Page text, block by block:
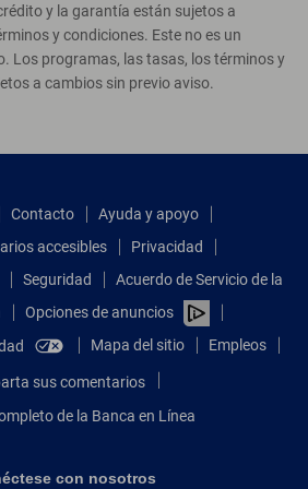
y la garantía están sujetos a
y condiciones. Este no es un
Los programas, las tasas, los términos y
a cambios sin previo aviso.
Contacto
Ayuda y apoyo
accesibles
Privacidad
Seguridad
Acuerdo de Servicio de la
Opciones de anuncios
Mapa del sitio Empleos
Comparta sus comentarios
de la Banca en Línea
con nosotros